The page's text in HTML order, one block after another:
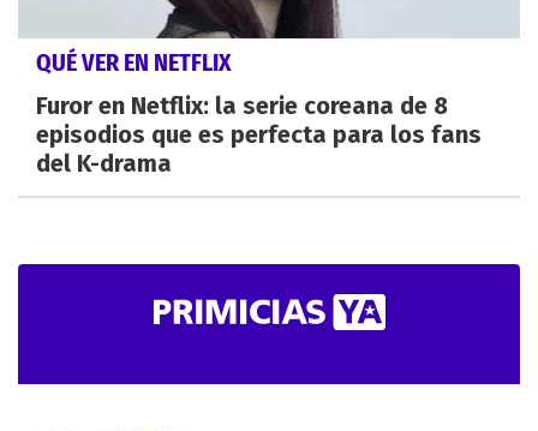
QUÉ VER EN NETFLIX
Furor en Netflix: la serie coreana de 8
episodios que es perfecta para los fans
del K-drama